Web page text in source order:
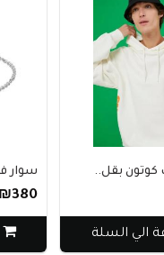
بقل..
السلة
سوار
₪380